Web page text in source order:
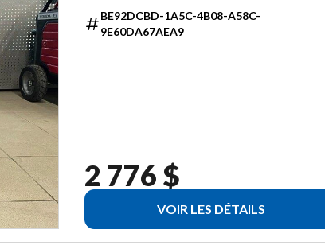
BE92DCBD-1A5C-4B08-A58C-
9E60DA67AEA9
2 776 $
VOIR LES DÉTAILS